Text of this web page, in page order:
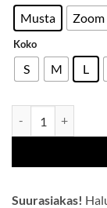
Musta
Koko
S M L
Suurasiakas!